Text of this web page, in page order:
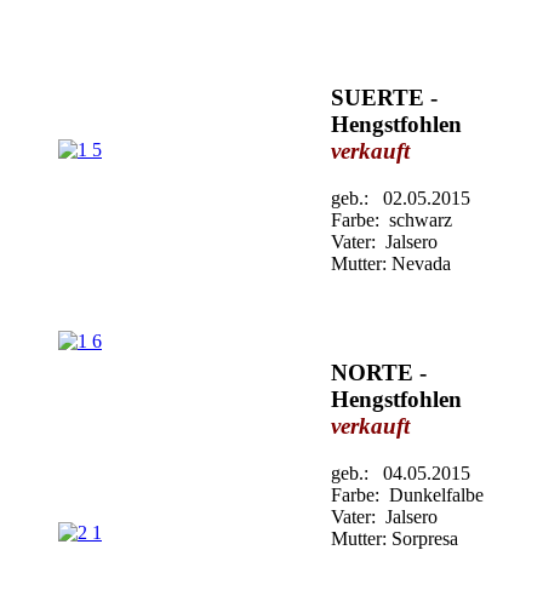
SUERTE -
Hengstfohlen
verkauft
geb.: 02.05.2015
Farbe: schwarz
Vater: Jalsero
Mutter: Nevada
NORTE -
Hengstfohlen
verkauft
geb.: 04.05.2015
Farbe: Dunkelfalbe
Vater: Jalsero
Mutter: Sorpresa